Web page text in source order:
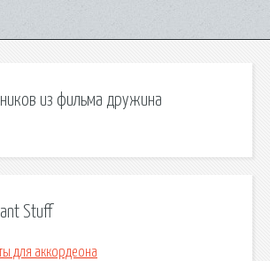
из фильма дружина
Stuff
для аккордеона